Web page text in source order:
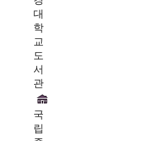
대
학
교
도
서
관
국
립